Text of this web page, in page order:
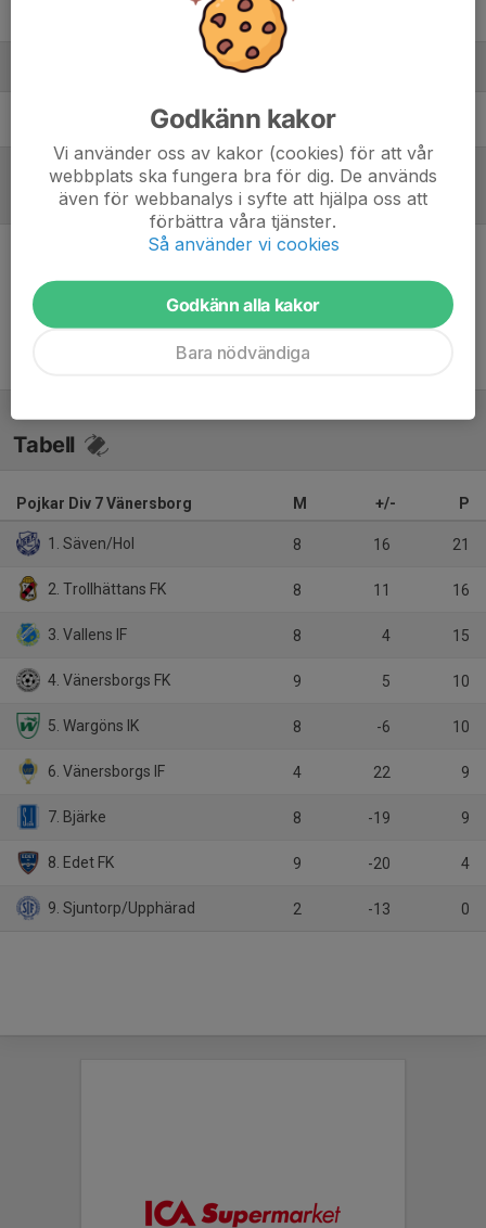
Jimi JonssonAss tränare
Referat
Tabell
Pojkar Div 7 Vänersborg M +/- P
1. Säven/Hol 8 16 21
2. Trollhättans FK 8 11 16
3. Vallens IF 8 4 15
4. Vänersborgs FK 9 5 10
5. Wargöns IK 8 -6 10
6. Vänersborgs IF 4 22 9
7. Bjärke 8 -19 9
8. Edet FK 9 -20 4
9. Sjuntorp/Upphärad 2 -13 0
Godkänn kakor
Vi använder oss av kakor (cookies) för att vår
webbplats ska fungera bra för dig. De används
även för webbanalys i syfte att hjälpa oss att
förbättra våra tjänster.
Så använder vi cookies
Godkänn alla kakor
Bara nödvändiga